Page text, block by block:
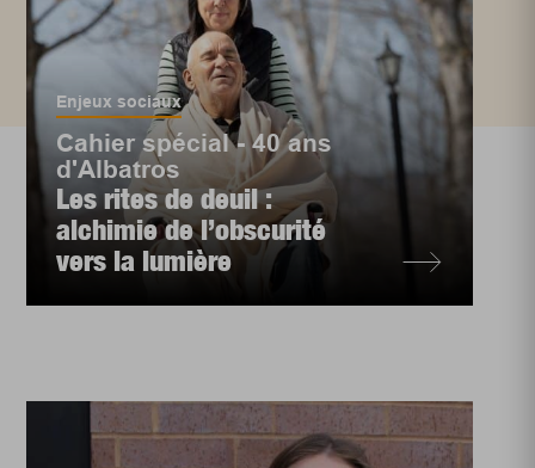
Enjeux sociaux
Cahier spécial - 40 ans
d'Albatros
Les rites de deuil :
alchimie de l’obscurité
vers la lumière